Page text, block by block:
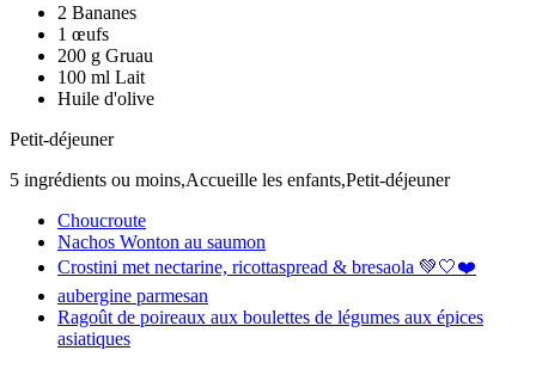
2 Bananes
1 œufs
200 g Gruau
100 ml Lait
Huile d'olive
Petit-déjeuner
5 ingrédients ou moins,Accueille les enfants,Petit-déjeuner
Choucroute
Nachos Wonton au saumon
Crostini met nectarine, ricottaspread & bresaola 💚🤍❤️
aubergine parmesan
Ragoût de poireaux aux boulettes de légumes aux épices
asiatiques